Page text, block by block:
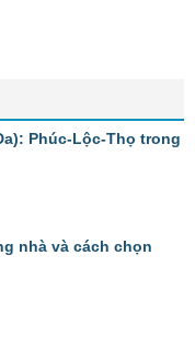
Phúc-Lộc-Thọ trong
nhà và cách chọn